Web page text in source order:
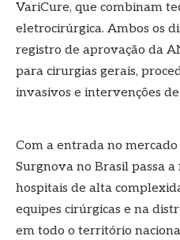
VariCure, que combinam
eletrocirúrgica. Ambos os
registro de aprovação da
para cirurgias gerais,
invasivos e intervenções
Com a entrada no
Surgnova no Brasil passa
hospitais de alta
equipes cirúrgicas e na
em todo o território